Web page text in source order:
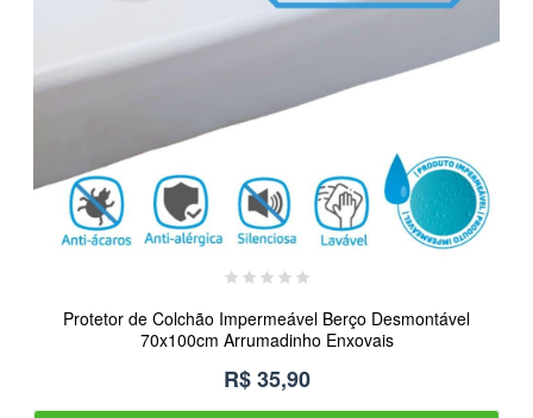
Protetor de Colchão Impermeável Berço Desmontável
70x100cm Arrumadinho Enxovais
R$ 35,90